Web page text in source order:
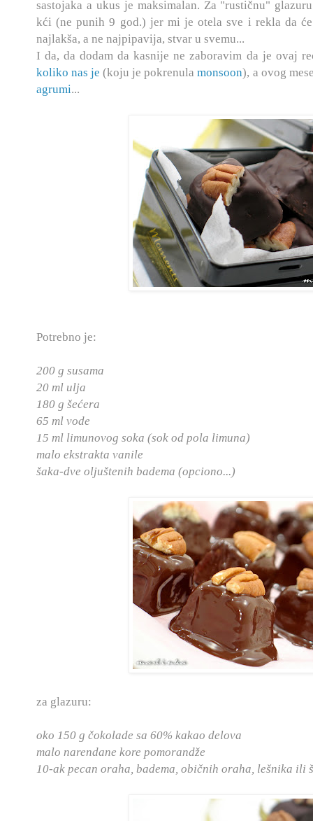
sastojaka a ukus je maksimalan. Za "rustičnu"
kći (ne punih 9 god.) jer mi je otela sve i rekla da
najlakša, a ne najpipavija, stvar u svemu...
I da, da dodam da kasnije ne zaboravim da je ovaj
koliko nas je (koju je pokrenulamonsoon), a ovog
agrumi...
Potrebno je:
200 g susama
20 ml ulja
180 g šećera
65 ml vode
15 ml limunovog soka (sok od pola limuna)
malo ekstrakta vanile
šaka-dve oljuštenih badema (opciono...)
za glazuru:
oko 150 g čokolade sa 60% kakao delova
malo narendane kore pomorandže
10-ak pecan oraha, badema, običnih oraha, lešnika ili